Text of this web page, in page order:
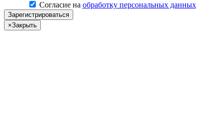
Согласие на обработку персональных данных
Зарегистрироваться
×Закрыть